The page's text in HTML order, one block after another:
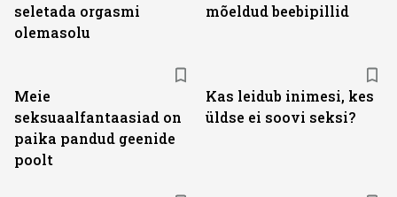
seletada orgasmi
olemasolu
mõeldud beebipillid
Meie
seksuaalfantaasiad on
paika pandud geenide
poolt
Kas leidub inimesi, kes
üldse ei soovi seksi?